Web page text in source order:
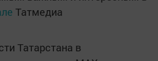
Татмедиа
Татарстана в